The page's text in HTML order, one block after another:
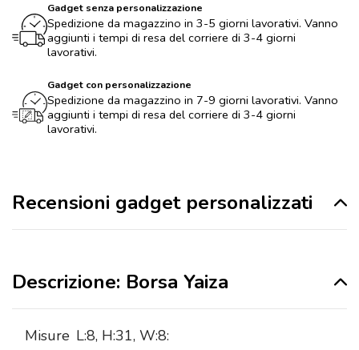
Gadget senza personalizzazione
Spedizione da magazzino in 3-5 giorni lavorativi. Vanno
aggiunti i tempi di resa del corriere di 3-4 giorni
lavorativi.
Gadget con personalizzazione
Spedizione da magazzino in 7-9 giorni lavorativi. Vanno
aggiunti i tempi di resa del corriere di 3-4 giorni
lavorativi.
Recensioni gadget personalizzati
Descrizione: Borsa Yaiza
Misure L:8, H:31, W:8: